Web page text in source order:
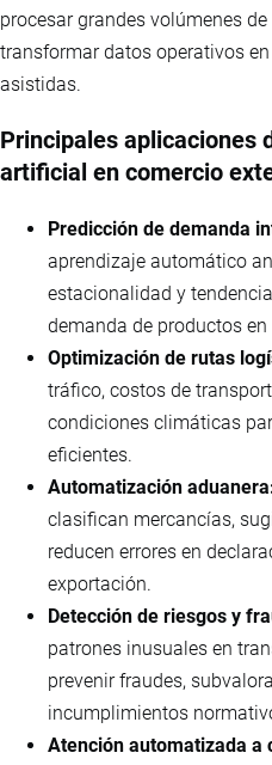
procesar grandes volúmenes
transformar datos operativos
asistidas.
Principales aplicaciones
artificial en comercio
Predicción de demanda
aprendizaje automático
estacionalidad y
demanda de productos
Optimización de rutas
tráfico, costos de
condiciones climáticas
eficientes.
Automatización
clasifican mercancías,
reducen errores en
exportación.
Detección de riesgos y
patrones inusuales en
prevenir fraudes,
incumplimientos
Atención automatizada a